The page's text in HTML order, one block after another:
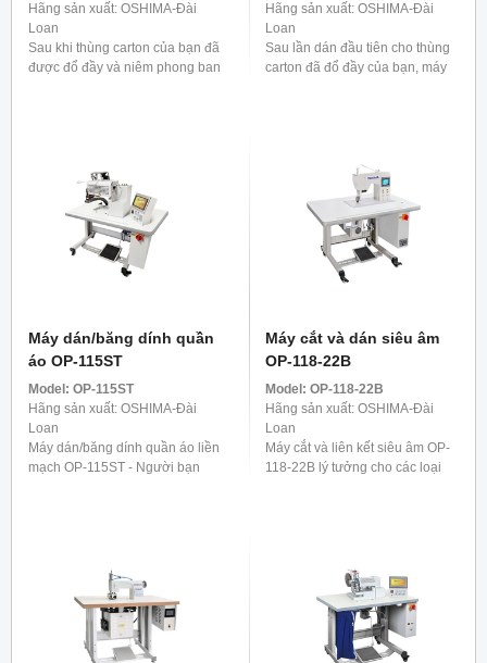
Hãng sản xuất: OSHIMA-Đài
Loan
Sau khi thùng carton của bạn đã
được đổ đầy và niêm phong ban
Hãng sản xuất: OSHIMA-Đài
Loan
Sau lần dán đầu tiên cho thùng
carton đã đổ đầy của bạn, máy
Máy dán/băng dính quần
áo OP-115ST
Model: OP-115ST
Hãng sản xuất: OSHIMA-Đài
Loan
Máy dán/băng dính quần áo liền
mạch OP-115ST - Người bạn
Máy cắt và dán siêu âm
OP-118-22B
Model: OP-118-22B
Hãng sản xuất: OSHIMA-Đài
Loan
Máy cắt và liên kết siêu âm OP-
118-22B lý tưởng cho các loại